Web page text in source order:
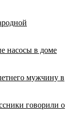
насосы в доме
мужчину в
говорили о